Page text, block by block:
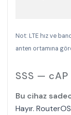
Not: LTE hız ve
anten ortamına
SSS — cAP
Bu cihaz
Hayır.